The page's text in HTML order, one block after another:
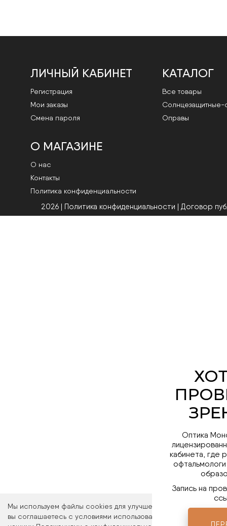
Мы используем файлы cookies для улучшения работы сайта.
вы соглашаетесь с условиями использования файлов cookies.
ЛИЧНЫЙ КАБИНЕТ
Регистрация
Мои заказы
Смена пароля
КАТАЛОГ
Все товары
Cолнцезащитные-
Оправы
О МАГАЗИНЕ
О нас
Контакты
Политика конфиденциальности
2026 | Политика конфиденциальности | Договор
Оптика
кабинета, где
Запись на